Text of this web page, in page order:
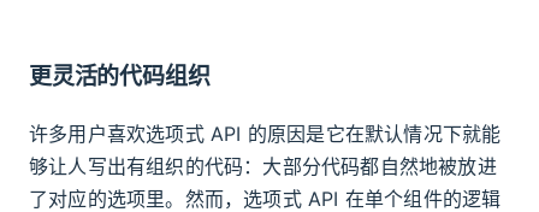
更灵活的代码组织
许多用户喜欢选项式 API 的原因是它在默认情况下就能
够让人写出有组织的代码：大部分代码都自然地被放进
了对应的选项里。然而，选项式 API 在单个组件的逻辑